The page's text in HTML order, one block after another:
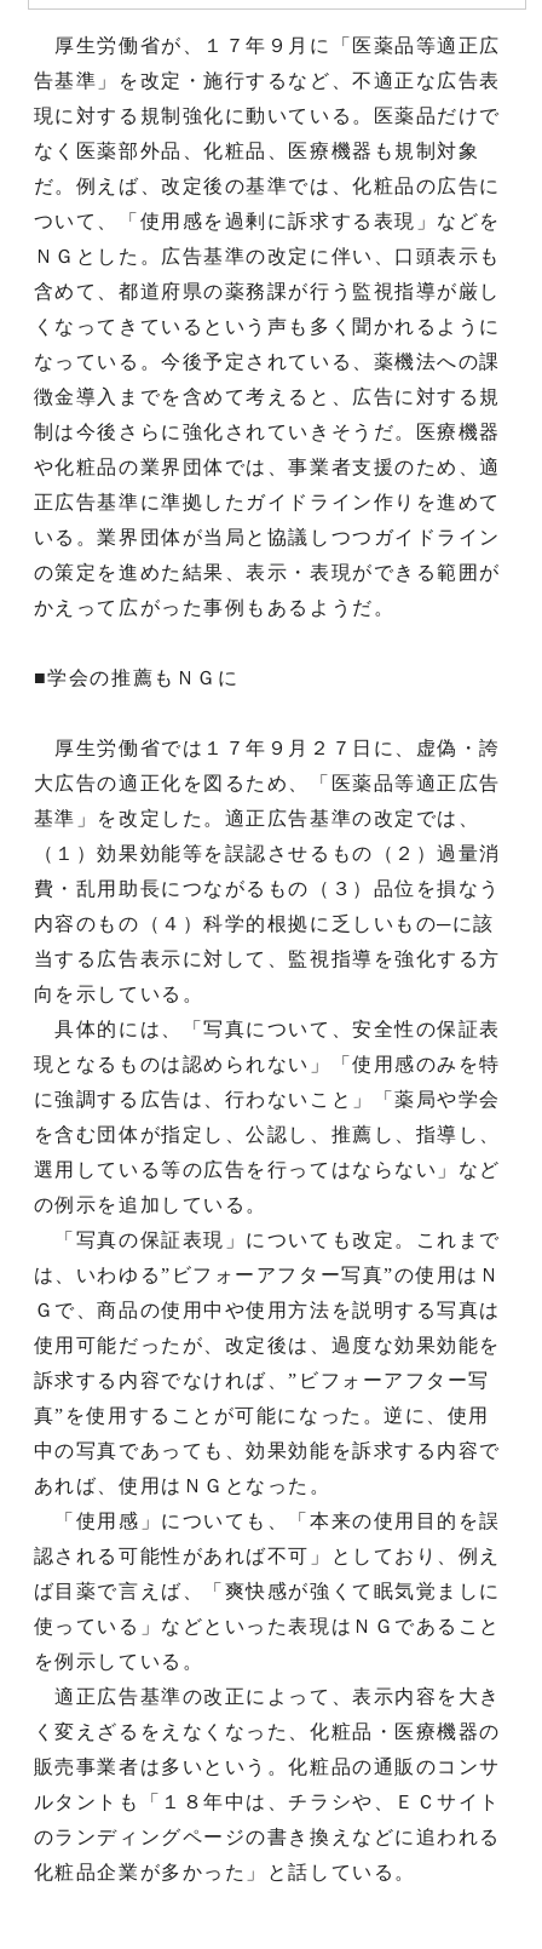
厚生労働省が、１７年９月に「医薬品等適正広
告基準」を改定・施行するなど、不適正な広告表
現に対する規制強化に動いている。医薬品だけで
なく医薬部外品、化粧品、医療機器も規制対象
だ。例えば、改定後の基準では、化粧品の広告に
ついて、「使用感を過剰に訴求する表現」などを
ＮＧとした。広告基準の改定に伴い、口頭表示も
含めて、都道府県の薬務課が行う監視指導が厳し
くなってきているという声も多く聞かれるように
なっている。今後予定されている、薬機法への課
徴金導入までを含めて考えると、広告に対する規
制は今後さらに強化されていきそうだ。医療機器
や化粧品の業界団体では、事業者支援のため、適
正広告基準に準拠したガイドライン作りを進めて
いる。業界団体が当局と協議しつつガイドライン
の策定を進めた結果、表示・表現ができる範囲が
かえって広がった事例もあるようだ。
■学会の推薦もＮＧに
厚生労働省では１７年９月２７日に、虚偽・誇
大広告の適正化を図るため、「医薬品等適正広告
基準」を改定した。適正広告基準の改定では、
（１）効果効能等を誤認させるもの（２）過量消
費・乱用助長につながるもの（３）品位を損なう
内容のもの（４）科学的根拠に乏しいもの─に該
当する広告表示に対して、監視指導を強化する方
向を示している。
具体的には、「写真について、安全性の保証表
現となるものは認められない」「使用感のみを特
に強調する広告は、行わないこと」「薬局や学会
を含む団体が指定し、公認し、推薦し、指導し、
選用している等の広告を行ってはならない」など
の例示を追加している。
「写真の保証表現」についても改定。これまで
は、いわゆる”ビフォーアフター写真”の使用はＮ
Ｇで、商品の使用中や使用方法を説明する写真は
使用可能だったが、改定後は、過度な効果効能を
訴求する内容でなければ、”ビフォーアフター写
真”を使用することが可能になった。逆に、使用
中の写真であっても、効果効能を訴求する内容で
あれば、使用はＮＧとなった。
「使用感」についても、「本来の使用目的を誤
認される可能性があれば不可」としており、例え
ば目薬で言えば、「爽快感が強くて眠気覚ましに
使っている」などといった表現はＮＧであること
を例示している。
適正広告基準の改正によって、表示内容を大き
く変えざるをえなくなった、化粧品・医療機器の
販売事業者は多いという。化粧品の通販のコンサ
ルタントも「１８年中は、チラシや、ＥＣサイト
のランディングページの書き換えなどに追われる
化粧品企業が多かった」と話している。